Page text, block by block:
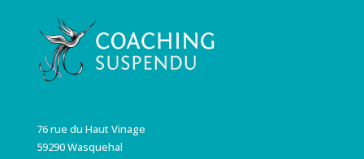
76 rue du Haut Vinage
59290 Wasquehal